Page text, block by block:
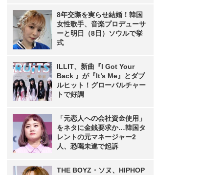
8年交際を実らせ結婚！韓国
女性歌手、音楽プロデューサ
ーと明日（8日）ソウルで挙
式
ILLIT、新曲『I Got Your
Back 』が『It’s Me』とダブ
ルヒット！グローバルチャー
トで好調
「元恋人への会社資金使用」
をネタに金銭要求か…韓国タ
レントの元マネージャー2
人、恐喝未遂で起訴
THE BOYZ・ソヌ、HIPHOP